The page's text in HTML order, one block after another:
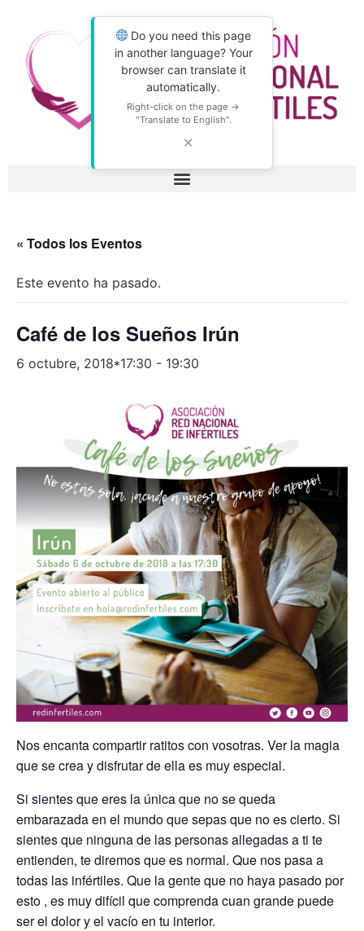
Do you need this page
in another language? Your
browser can translate it
automatically.
Right-click on the page →
"Translate to English".
✕
« Todos los Eventos
Este evento ha pasado.
Café de los Sueños Irún
6 octubre, 2018*17:30 - 19:30
Nos encanta compartir ratitos con vosotras. Ver la magia
que se crea y disfrutar de ella es muy especial.
Si sientes que eres la única que no se queda
embarazada en el mundo que sepas que no es cierto. Si
sientes que ninguna de las personas allegadas a ti te
entienden, te diremos que es normal. Que nos pasa a
todas las infértiles. Que la gente que no haya pasado por
esto , es muy difícil que comprenda cuan grande puede
ser el dolor y el vacío en tu interior.